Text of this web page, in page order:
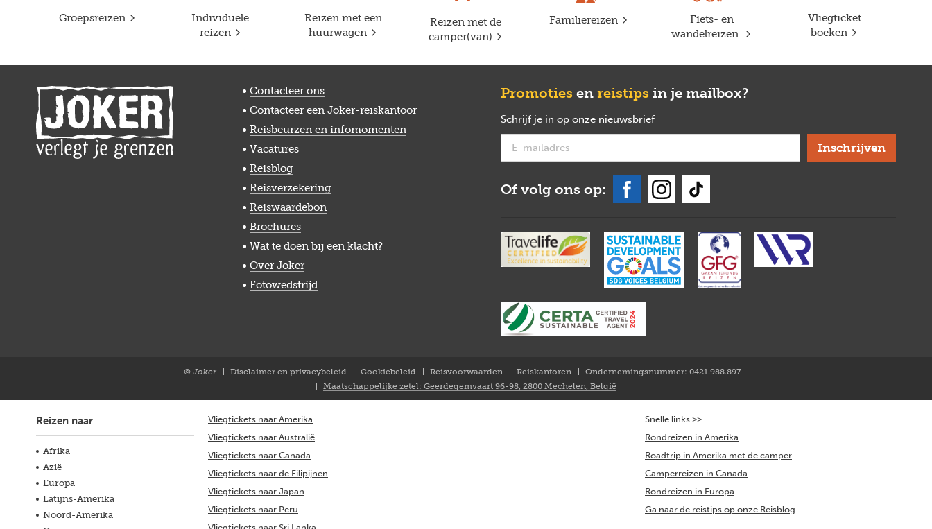
Groepsreizen
Individuele
reizen
Reizen met een
huurwagen
Reizen met de
camper(van)
Familiereizen
Fiets- en
wandelreizen
Vliegticket
boeken
Contacteer ons
Contacteer een Joker-reiskantoor
Reisbeurzen en infomomenten
Vacatures
Reisblog
Reisverzekering
Reiswaardebon
Brochures
Wat te doen bij een klacht?
Over Joker
Fotowedstrijd
Promoties en reistips in je mailbox?
Schrijf je in op onze nieuwsbrief
Of volg ons op:
© Joker
Disclaimer en privacybeleid Cookiebeleid Reisvoorwaarden Reiskantoren
Ondernemingsnummer: 0421.988.897
Maatschappelijke zetel: Geerdegemvaart 96-98, 2800 Mechelen, België
Reizen naar
Afrika
Azië
Europa
Latijns-Amerika
Noord-Amerika
Vliegtickets naar Amerika
Vliegtickets naar Australië
Vliegtickets naar Canada
Vliegtickets naar de Filipijnen
Vliegtickets naar Japan
Vliegtickets naar Peru
Snelle links >>
Rondreizen in Amerika
Roadtrip in Amerika met de camper
Camperreizen in Canada
Rondreizen in Europa
Ga naar de reistips op onze Reisblog